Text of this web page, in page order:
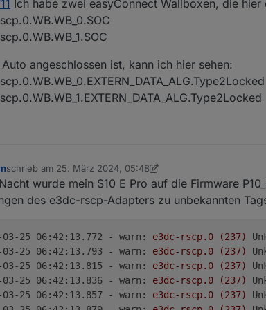
Danke.
Gruß, Jörg
Ich habe zwei easyConnect Wallboxen, die
angeschlossen ist, kann ich hier sehen:
schrieb am 25. März 2024, 05:48
zuletzt editiert von bluebean
wurde mein S10 E Pro auf die Firmware
des e3dc-rscp-Adapters zu unbekannten
03-25 06:42:13.772 - warn: e3dc-rscp.0 (237)
03-25 06:42:13.793 - warn:
e3dc-rscp.0 (237)
03-25 06:42:13.815 - warn:
e3dc-rscp.0 (237)
03-25 06:42:13.836 - warn:
e3dc-rscp.0 (237)
03-25 06:42:13.857 - warn:
e3dc-rscp.0 (237)